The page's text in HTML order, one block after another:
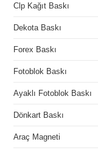
Clp Kağıt Baskı
Dekota Baskı
Forex Baskı
Fotoblok Baskı
Ayaklı Fotoblok Baskı
Dönkart Baskı
Araç Magneti